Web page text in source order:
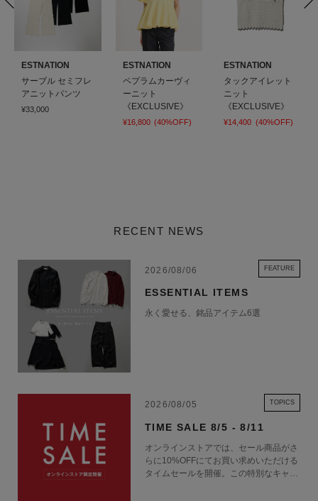
ESTNATION
サーブル セミフレ
アニットパンツ
¥33,000
ESTNATION
ペプラムカーヴィ
ーニット
《EXCLUSIVE》
¥16,800 (40%OFF)
ESTNATION
タックアイレット
ニット
《EXCLUSIVE》
¥14,400 (40%OFF)
RECENT NEWS
2026/08/06 FEATURE
ESSENTIAL ITEMS
永く愛せる、銘品アイテム6選
2026/08/05 TOPICS
TIME SALE 8/5 - 8/11
オンラインストアでは、セール商品がさ
らに10%OFFにてお買い求めいただける
タイムセールを開催。この特別なキャン